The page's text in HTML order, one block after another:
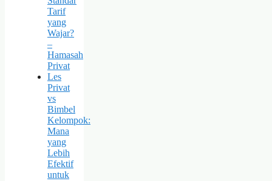
Tarif
yang
Wajar?
–
Hamasah
Privat
Les
Privat
vs
Bimbel
Kelompok:
Mana
yang
Lebih
Efektif
untuk